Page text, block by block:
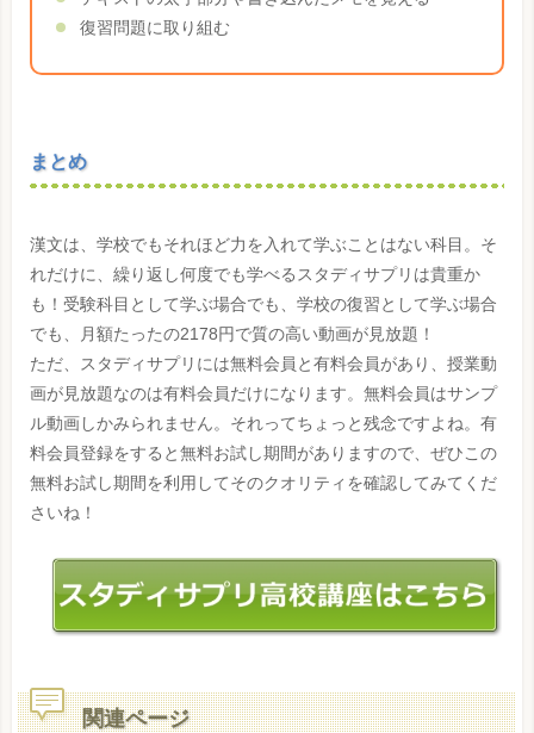
復習問題に取り組む
まとめ
漢文は、学校でもそれほど力を入れて学ぶことはない科目。そ
れだけに、繰り返し何度でも学べるスタディサプリは貴重か
も！受験科目として学ぶ場合でも、学校の復習として学ぶ場合
でも、月額たったの2178円で質の高い動画が見放題！
ただ、スタディサプリには無料会員と有料会員があり、授業動
画が見放題なのは有料会員だけになります。無料会員はサンプ
ル動画しかみられません。それってちょっと残念ですよね。有
料会員登録をすると無料お試し期間がありますので、ぜひこの
無料お試し期間を利用してそのクオリティを確認してみてくだ
さいね！
関連ページ